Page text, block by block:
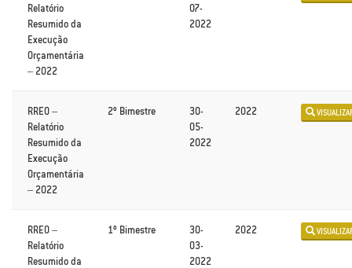
Relatório
Resumido da
Execução
Orçamentária
– 2022
07-
2022
RREO –
Relatório
Resumido da
Execução
Orçamentária
– 2022
2º Bimestre
30-
05-
2022
2022
RREO –
Relatório
Resumido da
1º Bimestre
30-
03-
2022
2022